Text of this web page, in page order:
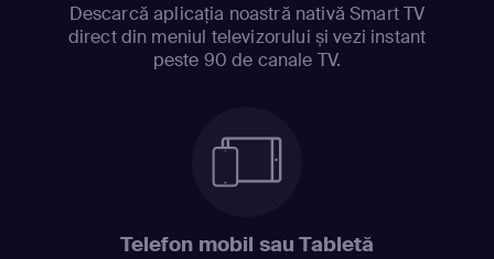
Descarcă aplicația noastră nativă Smart TV
direct din meniul televizorului și vezi instant
peste 90 de canale TV.
Telefon mobil sau Tabletă